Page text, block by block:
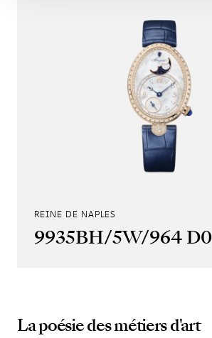
REINE DE NAPLES
9935BH/5W/964 D0
La poésie des métiers d'art